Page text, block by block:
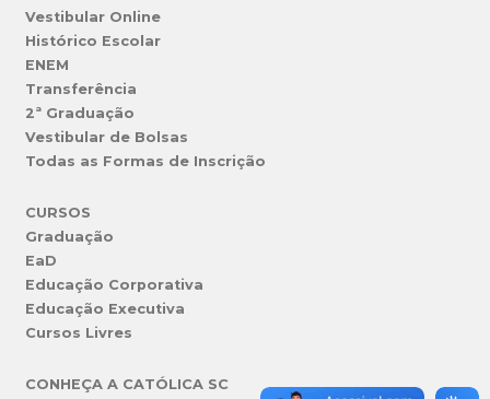
Vestibular Online
Histórico Escolar
ENEM
Transferência
2ª Graduação
Vestibular de Bolsas
Todas as Formas de Inscrição
CURSOS
Graduação
EaD
Educação Corporativa
Educação Executiva
Cursos Livres
CONHEÇA A CATÓLICA SC